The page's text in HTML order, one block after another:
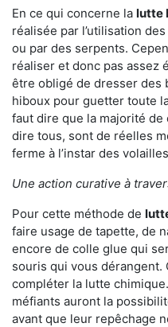
En ce qui concerne la lutte
réalisée par l’utilisation
ou par des serpents.
réaliser et donc pas assez
être obligé de dresser des
hiboux pour guetter toute
faut dire que la majorité
dire tous, sont de réelles
ferme à l’instar des
Une action curative à
Pour cette méthode de
faire usage de tapette, de
encore de colle glue qui
souris qui vous dérangent.
compléter la lutte
méfiants auront la
avant que leur repêchage